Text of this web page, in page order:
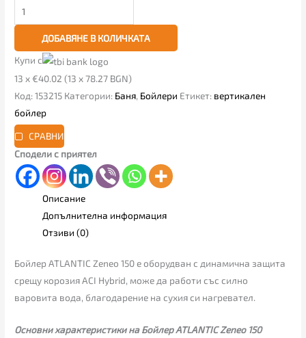
ДОБАВЯНЕ В КОЛИЧКАТА
Купи с
13 x €40.02 (13 x 78.27 BGN)
Код:153215 Категории: Баня, Бойлери Етикет: вертикален
бойлер
СРАВНИ
Сподели с приятел
Описание
Допълнителна информация
Отзиви (0)
Бойлер ATLANTIC Zeneo 150 е оборудван с динамична защита
срещу корозия ACI Hybrid, може да работи със силно
варовита вода, благодарение на сухия си нагревател.
Основни характеристики на Бойлер ATLANTIC Zeneo 150